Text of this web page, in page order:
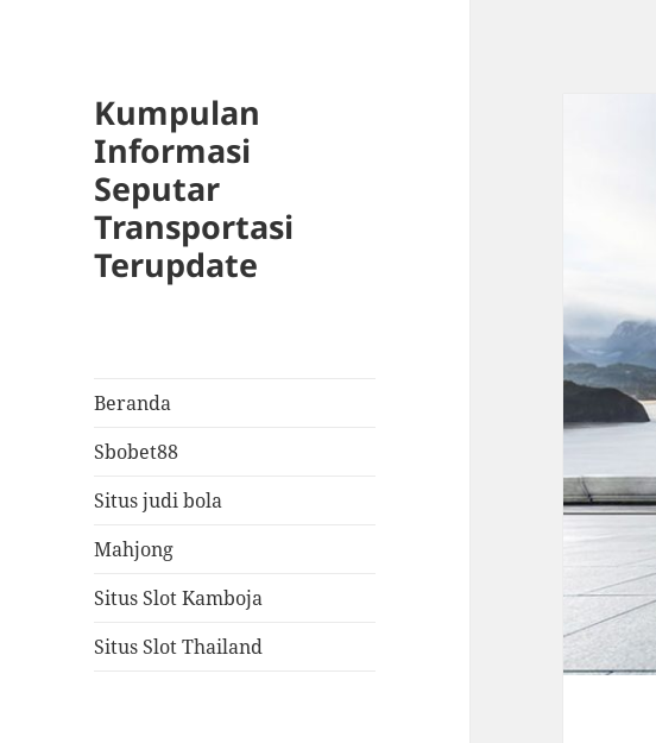
Kumpulan
Informasi
Seputar
Transportasi
Terupdate
Beranda
Sbobet88
Situs judi bola
Mahjong
Situs Slot Kamboja
Situs Slot Thailand